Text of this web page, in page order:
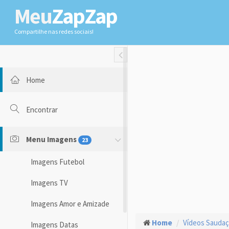
MeuZapZap
Compartilhe nas redes sociais!
Toggle Fullwidth
Home
Encontrar
Menu Imagens 23
Imagens Futebol
Imagens TV
Imagens Amor e Amizade
Imagens Datas Home Vídeos